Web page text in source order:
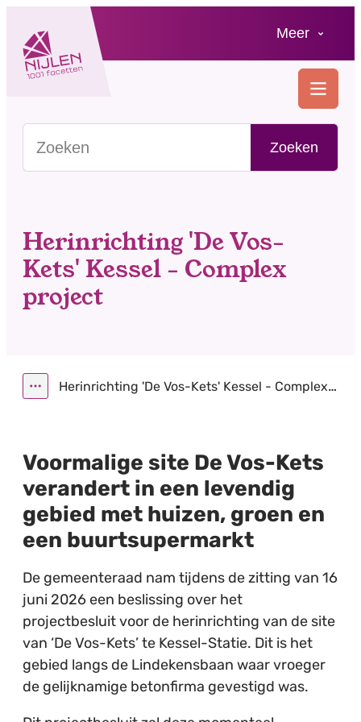
Naar inhoud
Meer
Nijlen
Zoeken
MENU
Herinrichting 'De Vos-
Kets' Kessel - Complex
project
Toon alle broodkruimel items
Herinrichting 'De Vos-Kets' Kessel - Complex project
Voormalige site De Vos-Kets
verandert in een levendig
gebied met huizen, groen en
een buurtsupermarkt
De gemeenteraad nam tijdens de zitting van 16
juni 2026 een beslissing over het
projectbesluit voor de herinrichting van de site
van ‘De Vos-Kets’ te Kessel-Statie. Dit is het
gebied langs de Lindekensbaan waar vroeger
de gelijknamige betonfirma gevestigd was.